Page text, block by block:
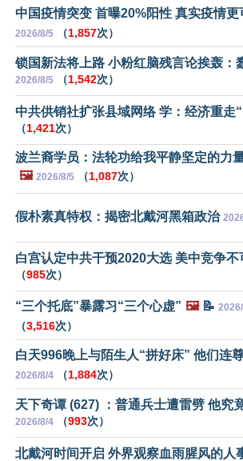
中国疫情突变 首曝20%阳性 真实疫情更
2026/8/5 （1,857次）
锁国新法将上路 小粉红脑残言论挨轰：
2026/8/5 （1,542次）
中共供销社扩张县域网络 学：经济重走
（1,421次）
波兰裔学员：法轮功给我平静坚定的力
🖼️ 2026/8/5 （1,087次）
假朴素真特权：揭密北戴河黑箱政治
白宫认定中共干预2020大选 美中竞争不
（985次）
“三个托底”暴露习“三个心虚” 🖼️📝
（3,516次）
白天996晚上与陌生人“拼好床” 他们连
2026/8/4 （1,884次）
天下奇谭 (627) ：普通兵士遭雷劈 他究
2026/8/4 （993次）
北戴河时间开启 外界观察血雨腥风的人